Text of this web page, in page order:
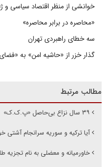
خوانشی از منظر اقتصاد سیاسی و
«محاصره در برابر محاصره»
سه خطای راهبردی تهران
گذار خزر از «حاشیه امن» به «فضای
مطالب مرتبط
۳۹ سال نزاع بی‌حاصل «پ.ک.ک»
آیا ترکیه و سوریه سرانجام آشتی
خاورمیانه و معضلی به نام تجزیه